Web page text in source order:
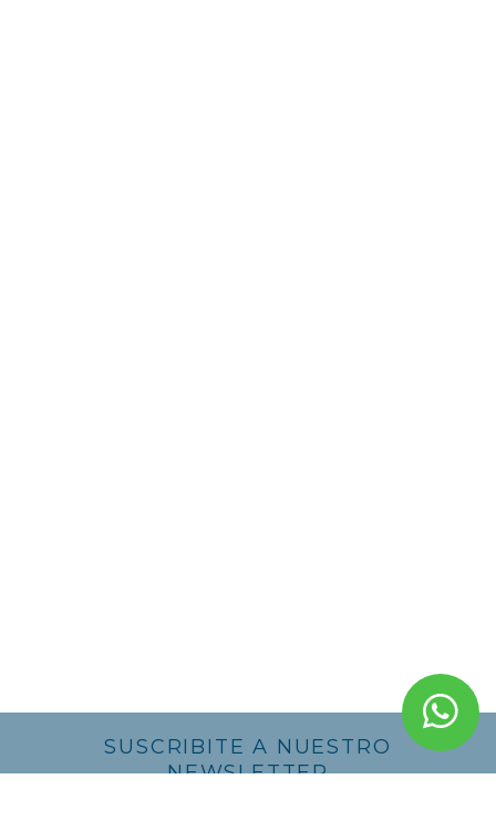
SUSCRIBITE A NUESTRO
NEWSLETTER